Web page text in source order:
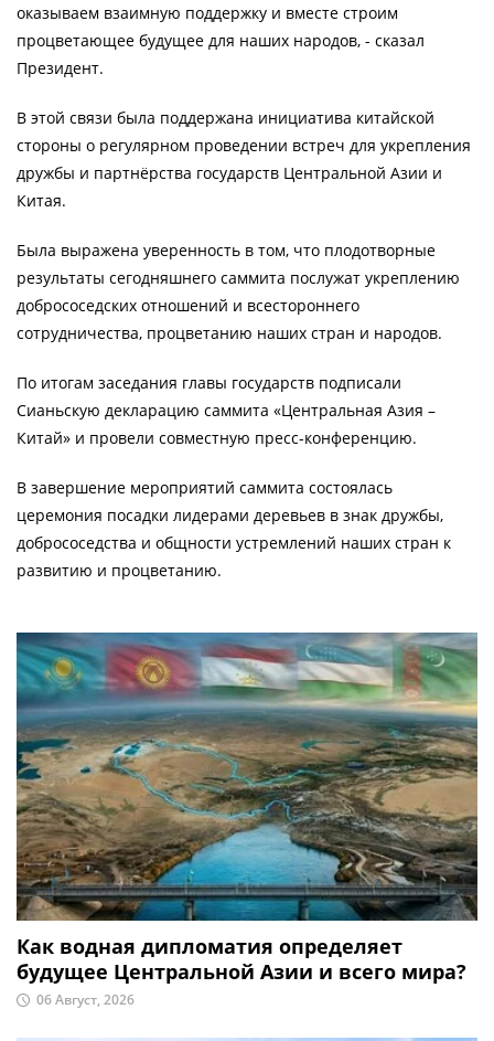
оказываем взаимную поддержку и вместе строим
процветающее будущее для наших народов, - сказал
Президент.
В этой связи была поддержана инициатива китайской
стороны о регулярном проведении встреч для укрепления
дружбы и партнёрства государств Центральной Азии и
Китая.
Была выражена уверенность в том, что плодотворные
результаты сегодняшнего саммита послужат укреплению
добрососедских отношений и всестороннего
сотрудничества, процветанию наших стран и народов.
По итогам заседания главы государств подписали
Сианьскую декларацию саммита «Центральная Азия –
Китай» и провели совместную пресс-конференцию.
В завершение мероприятий саммита состоялась
церемония посадки лидерами деревьев в знак дружбы,
добрососедства и общности устремлений наших стран к
развитию и процветанию.
Как водная дипломатия определяет
будущее Центральной Азии и всего мира?
06 Август, 2026